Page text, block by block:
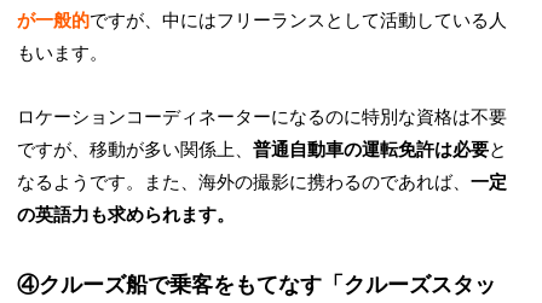
が一般的ですが、中にはフリーランスとして活動している人
もいます。
ロケーションコーディネーターになるのに特別な資格は不要
ですが、移動が多い関係上、普通自動車の運転免許は必要と
なるようです。また、海外の撮影に携わるのであれば、一定
の英語力も求められます。
④クルーズ船で乗客をもてなす「クルーズスタッ